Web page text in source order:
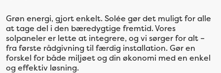
Grøn energi, gjort enkelt. Solée gør det muligt for alle
at tage del i den bæredygtige fremtid. Vores
solpaneler er lette at integrere, og vi sørger for alt –
fra første rådgivning til færdig installation. Gør en
forskel for både miljøet og din økonomi med en enkel
og effektiv løsning.